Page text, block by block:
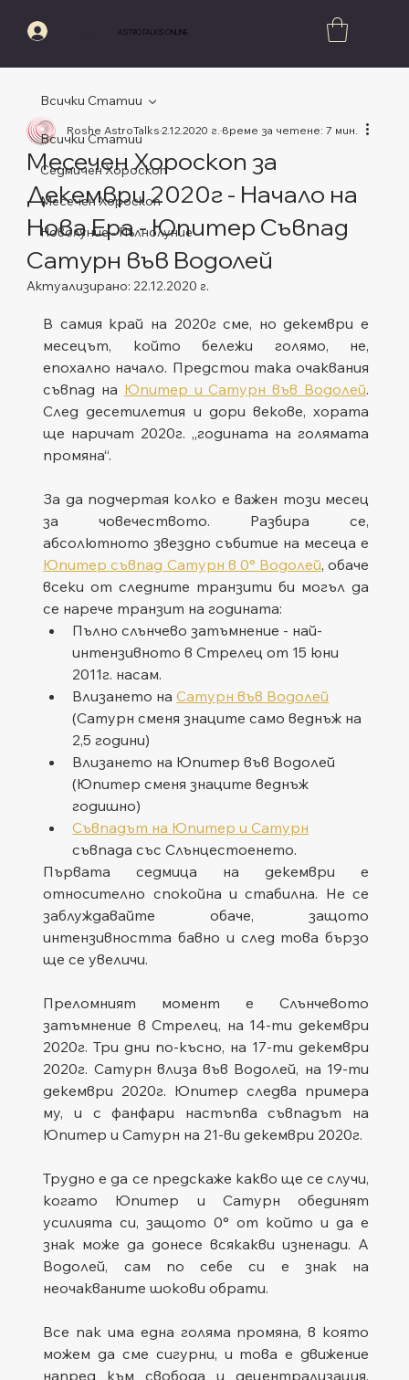
ASTROTALKS.ONLINE
Всички Статии
Седмичен Хороскоп
Месечен Хороскоп
Новолуние - Пълнолуние
Всички Статии
Месечен Хороскоп за
Декември 2020г - Начало на
Нова Ера - Юпитер Съвпад
Сатурн във Водолей
Roshe AstroTalks2.12.2020 г.време за четене: 7 мин.
Актуализирано:22.12.2020 г.
В самия край на 2020г сме, но декември е
месецът, който бележи голямо, не,
епохално начало. Предстои така очаквания
съвпад на Юпитер и Сатурн във Водолей.
След десетилетия и дори векове, хората
ще наричат 2020г. „годината на голямата
промяна“.
За да подчертая колко е важен този месец
за човечеството. Разбира се,
Юпитер съвпад Сатурн в 0° Водолей, обаче
всеки от следните транзити би могъл да
се нарече транзит на годината:
Пълно слънчево затъмнение - най-
интензивното в Стрелец от 15 юни
2011г. насам.
Влизането на Сатурн във Водолей
(Сатурн сменя знаците само веднъж на
2,5 години)
Влизането на Юпитер във Водолей
(Юпитер сменя знаците веднъж
годишно)
Съвпадът на Юпитер и Сатурн
съвпада със Слънцестоенето.
Първата седмица на декември е
относително спокойна и стабилна. Не се
заблуждавайте обаче, защото
интензивността бавно и след това бързо
ще се увеличи.
Преломният момент е Слънчевото
затъмнение в Стрелец, на 14-ти декември
2020г. Три дни по-късно, на 17-ти декември
2020г. Сатурн влиза във Водолей, на 19-ти
декември 2020г. Юпитер следва примера
му, и с фанфари настъпва съвпадът на
Юпитер и Сатурн на 21-ви декември 2020г.
Трудно е да се предскаже какво ще се случи,
когато Юпитер и Сатурн обединят
усилията си, защото 0° от който и да е
знак може да донесе всякакви изненади. А
Водолей, сам по себе си е знак на
неочакваните шокови обрати.
Все пак има една голяма промяна, в която
можем да сме сигурни, и това е движение
напред към свобода и децентрализация.